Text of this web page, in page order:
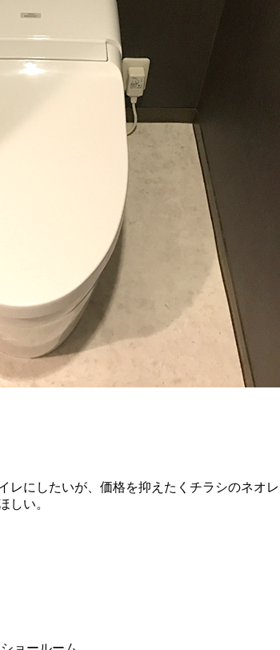
にしたいが、価格を抑えたくチラシのネオレ
しい。